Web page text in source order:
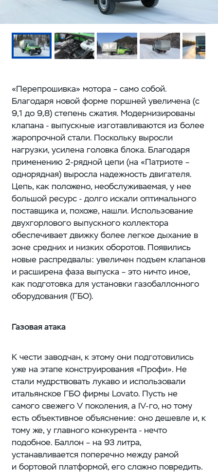
«Перепрошивка» мотора – само собой.
Благодаря новой форме поршней увеличена (с
9,1 до 9,8) степень сжатия. Модернизированы
клапана - выпускные изготавливаются из более
жаропрочной стали. Поскольку выросли
нагрузки, усилена головка блока. Благодаря
применению 2-рядной цепи (на «Патриоте –
однорядная) выросла надежность двигателя.
Цепь, как положено, необслуживаемая, у нее
большой ресурс - долго искали оптимального
поставщика и, похоже, нашли. Использование
двухгорлового выпускного коллектора
обеспечивает движку более легкое дыхание в
зоне средних и низких оборотов. Появились
новые распредвалы: увеличен подъем клапанов
и расширена фаза выпуска – это ничто иное,
как подготовка для установки газобаллонного
оборудования (ГБО).
Газовая атака
К чести заводчан, к этому они подготовились
уже на этапе конструирования «Профи». Не
стали мудрствовать лукаво и использовали
итальянское ГБО фирмы Lovato. Пусть не
самого свежего V поколения, а IV-го, но тому
есть объективное объяснение: оно дешевле и, к
тому же, у главного конкурента - нечто
подобное. Баллон – на 93 литра,
устанавливается поперечно между рамой
и бортовой платформой, его сложно повредить.